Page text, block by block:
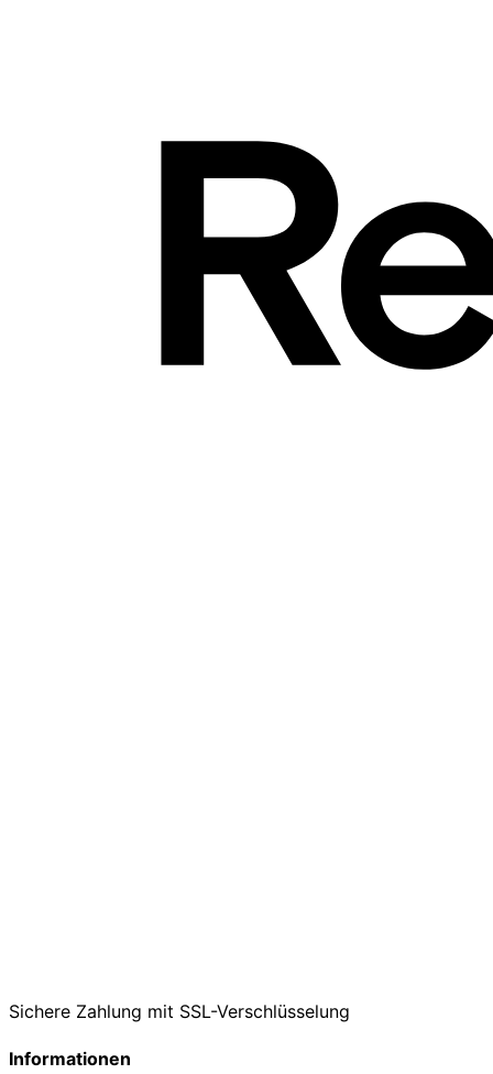
Sichere Zahlung mit SSL-Verschlüsselung
Informationen